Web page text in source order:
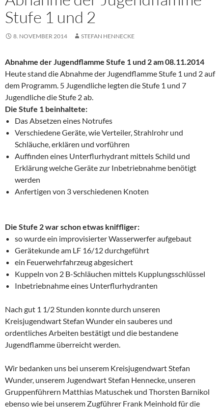
Stufe 1 und 2
8. NOVEMBER 2014 STEFAN HENNECKE
Abnahme der Jugendflamme Stufe 1 und 2 am 08.11.2014
Heute stand die Abnahme der Jugendflamme Stufe 1 und 2 auf
dem Programm. 5 Jugendliche legten die Stufe 1 und 7
Jugendliche die Stufe 2 ab.
Die Stufe 1 beinhaltete:
Das Absetzen eines Notrufes
Verschiedene Geräte, wie Verteiler, Strahlrohr und
Schläuche, erklären und vorführen
Auffinden eines Unterflurhydrant mittels Schild und
Erklärung welche Geräte zur Inbetriebnahme benötigt
werden
Anfertigen von 3 verschiedenen Knoten
Die Stufe 2 war schon etwas kniffliger:
so wurde ein improvisierter Wasserwerfer aufgebaut
Gerätekunde am LF 16/12 durchgeführt
ein Feuerwehrfahrzeug abgesichert
Kuppeln von 2 B-Schläuchen mittels Kupplungsschlüssel
Inbetriebnahme eines Unterflurhydranten
Nach gut 1 1/2 Stunden konnte durch unseren
Kreisjugendwart Stefan Wunder ein sauberes und
ordentliches Arbeiten bestätigt und die bestandene
Jugendflamme überreicht werden.
Wir bedanken uns bei unserem Kreisjugendwart Stefan
Wunder, unserem Jugendwart Stefan Hennecke, unseren
Gruppenführern Matthias Matuschek und Thorsten Barnikol
ebenso wie bei unserem Zugführer Frank Meinhold für die